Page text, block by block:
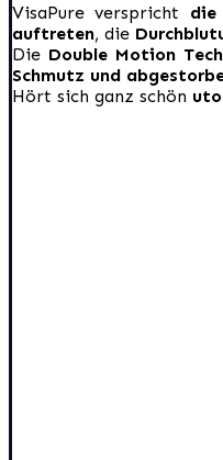
VisaPure verspricht
auftreten, die
Die Double Motion
Schmutz und
Hört sich ganz schön